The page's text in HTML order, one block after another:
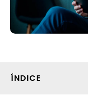
ÍNDICE